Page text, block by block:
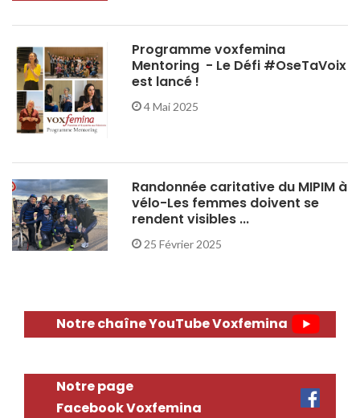
Programme voxfemina
Mentoring - Le Défi #OseTaVoix
est lancé !
4 Mai 2025
Randonnée caritative du MIPIM à
vélo-Les femmes doivent se
rendent visibles ...
25 Février 2025
Notre chaîne YouTube Voxfemina
Notre page
Facebook Voxfemina